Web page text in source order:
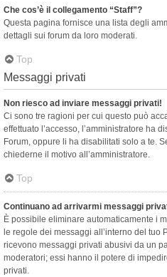
Che cos’è il collegamento “Staff”?
Questa pagina fornisce una lista degli
dettagli sui forum da loro moderati.
Top
Messaggi privati
Non riesco ad inviare messaggi privati!
Ci sono tre ragioni per cui questo può
effettuato l’accesso, l’amministratore ha
Forum, oppure li ha disabilitati solo a te.
chiederne il motivo all’amministratore.
Top
Continuano ad arrivarmi messaggi
È possibile eliminare automaticamente i
le regole dei messaggi all’interno del tuo
ricevono messaggi privati ​​abusivi da un
moderatori; essi hanno il potere di
privati​​.